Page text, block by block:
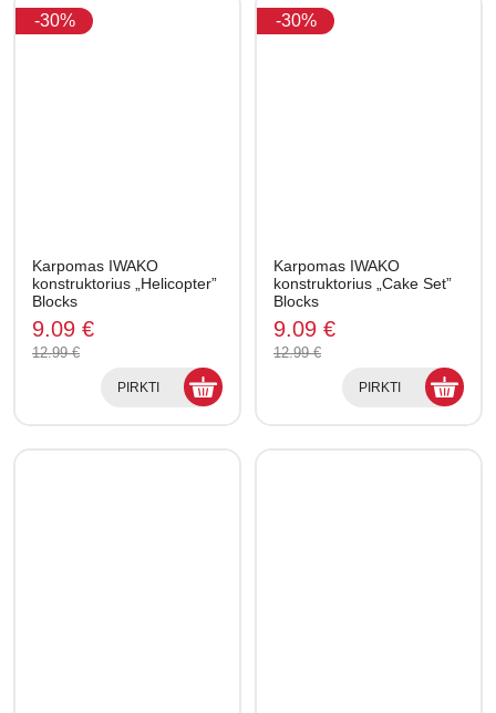
-30%
Karpomas IWAKO
konstruktorius „Helicopter”
Blocks
9.09 €
12.99 €
PIRKTI
-30%
Karpomas IWAKO
konstruktorius „Cake Set”
Blocks
9.09 €
12.99 €
PIRKTI